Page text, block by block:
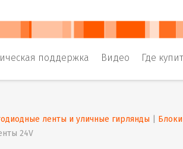
поддержка Видео Где
ленты и уличные гирлянды
24V